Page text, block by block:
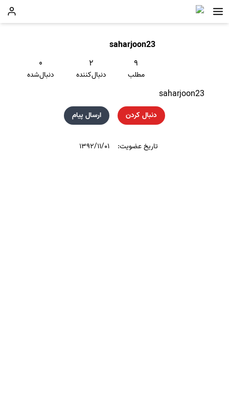
saharjoon23
۹
مطلب
۲
دنبال‌کننده
۰
دنبال‌شده
saharjoon23
دنبال کردن ارسال پیام
تاریخ عضویت: ۱۳۹۲/۱۱/۰۱